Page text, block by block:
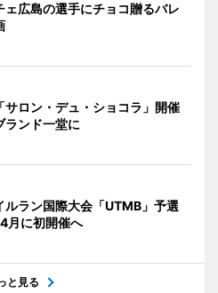
ェ広島の選手にチョコ贈るバレ
サロン・デュ・ショコラ」開催
ンド一堂に
ルラン国際大会「UTMB」予選
に初開催へ
と見る